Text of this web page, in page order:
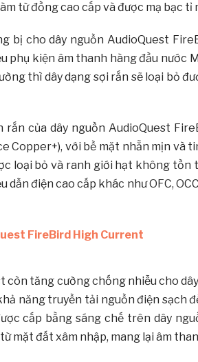
từ đồng cao cấp và được mạ bạc
bị cho dây nguồn AudioQuest
phụ kiện âm thanh hàng đầu nước
thì dây dạng sợi rắn sẽ loại bỏ
rắn của dây nguồn AudioQuest
Copper+), với bề mặt nhẵn mịn
loại bỏ và ranh giới hạt không
dẫn điện cao cấp khác như OFC,
còn tăng cường chống nhiễu cho
năng truyền tải nguồn điện sạch
cấp bằng sáng chế trên dây
mặt đất xâm nhập, mang lại âm